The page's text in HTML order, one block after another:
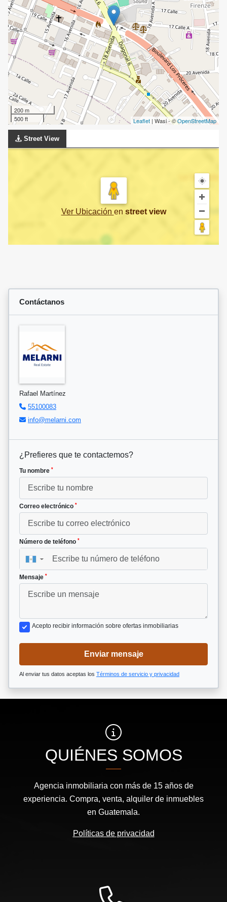
200 m
500 ft
Leaflet | Wasi - ©OpenStreetMap
Street View
Ver Ubicación en street view
Contáctanos
Rafael Martínez
55100083
info@melarni.com
¿Prefieres que te contactemos?
Tu nombre *
Correo electrónico *
Número de teléfono *
▼
Mensaje *
Acepto recibir información sobre ofertas inmobiliarias
Enviar mensaje
Al enviar tus datos aceptas los Términos de servicio y privacidad
QUIÉNES SOMOS
Agencia inmobiliaria con más de 15 años de
experiencia. Compra, venta, alquiler de inmuebles
en Guatemala.
Políticas de privacidad